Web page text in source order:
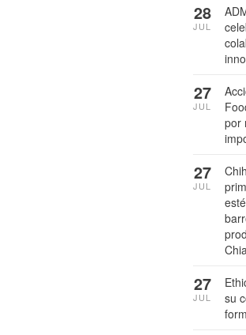
28
JUL
por
27
JUL
27
JUL
su
27
JUL